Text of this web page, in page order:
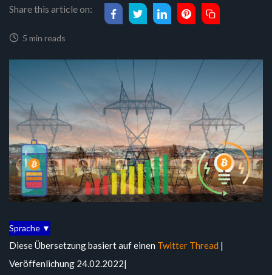
Share this article on:
5 min reads
Sprache ▼
Diese Übersetzung basiert auf einen Twitter Thread |
Veröffenlichung 24.02.2022|